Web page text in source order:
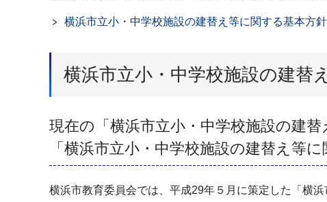
横浜市立小・中学校施設の建替え等に関する基本方
横浜市立小・中学校施設の建替
現在の「横浜市立小・中学校施設の建
「横浜市立小・中学校施設の建替え等
横浜市教育委員会では、平成29年５月に策定した「横